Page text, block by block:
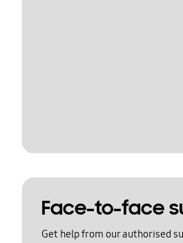
Face-to-face
Get help from our authorised